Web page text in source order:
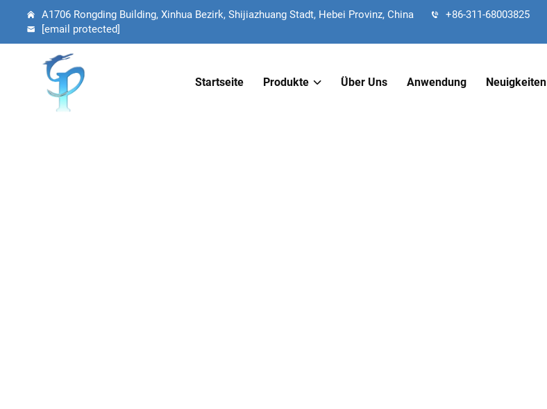
A1706 Rongding Building, Xinhua Bezirk, Shijiazhuang Stadt, Hebei Provinz, China
+86-311-68003825
[email protected]
Startseite Produkte Über Uns Anwendung Neuigkeiten